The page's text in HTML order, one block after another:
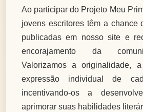
Ao participar do Projeto Meu
jovens escritores têm a chance
publicadas em nosso site e
encorajamento da
Valorizamos a originalidade,
expressão individual de
incentivando-os a
aprimorar suas habilidades